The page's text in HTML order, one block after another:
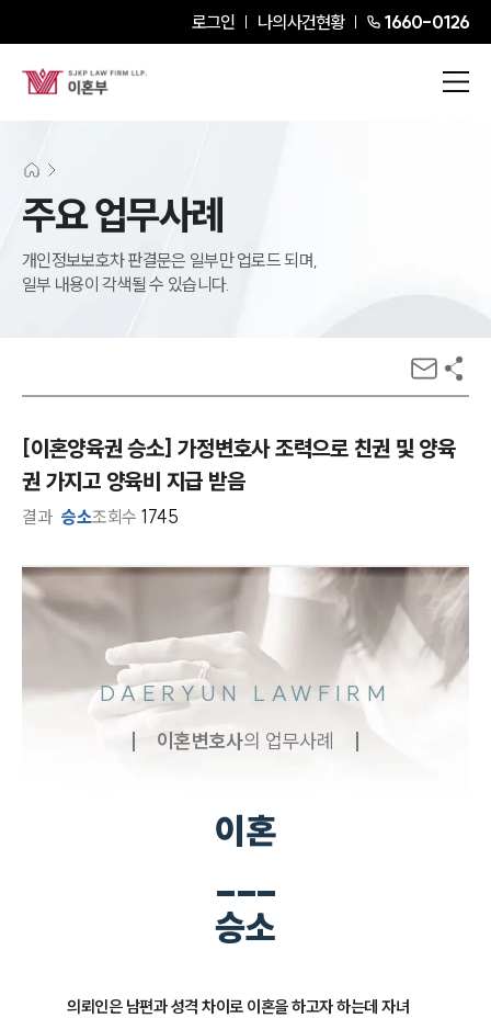
로그인 나의사건현황 1660-0126
주요 업무사례
개인정보보호차 판결문은 일부만 업로드 되며,
일부 내용이 각색될 수 있습니다.
[이혼양육권 승소] 가정변호사 조력으로 친권 및 양육
권 가지고 양육비 지급 받음
결과 승소조회수 1745
DAERYUN LAWFIRM
이혼변호사의 업무사례
이혼
___
승소
의뢰인은 남편과 성격 차이로 이혼을 하고자 하는데 자녀